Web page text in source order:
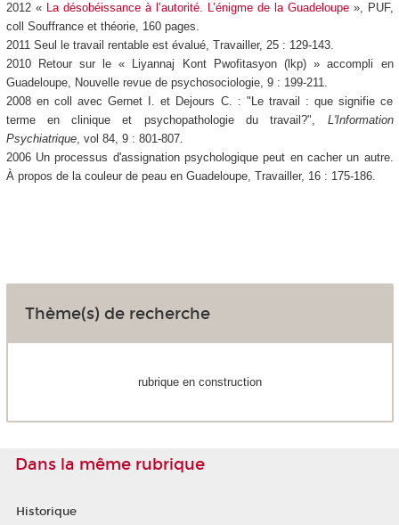
2012 « La désobéissance à l’autorité. L’énigme de la Guadeloupe», PUF,
coll Souffrance et théorie, 160 pages.
2011 Seul le travail rentable est évalué, Travailler, 25 : 129-143.
2010 Retour sur le « Liyannaj Kont Pwofitasyon (lkp) » accompli en
Guadeloupe, Nouvelle revue de psychosociologie, 9 : 199-211.
2008 en coll avec Gernet I. et Dejours C. : "Le travail : que signifie ce
terme en clinique et psychopathologie du travail?", L'Information
Psychiatrique, vol 84, 9 : 801-807.
2006 Un processus d'assignation psychologique peut en cacher un autre.
À propos de la couleur de peau en Guadeloupe, Travailler, 16 : 175-186.
Thème(s) de recherche
rubrique en construction
Dans la même rubrique
Historique